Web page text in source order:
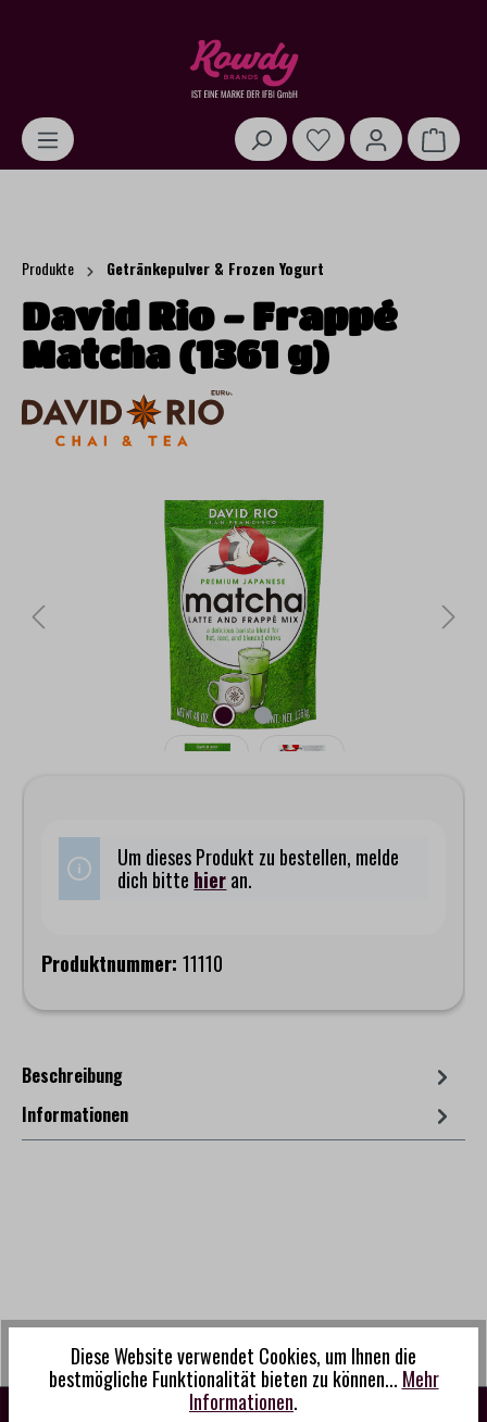
Produkte Getränkepulver & Frozen Yogurt
David Rio - Frappé
Matcha (1361 g)
Bildergalerie überspringen
Um dieses Produkt zu bestellen, melde
dich bitte hieran.
Produktnummer:11110
Beschreibung
Informationen
Diese Website verwendet Cookies, um Ihnen die
bestmögliche Funktionalität bieten zu können... Mehr
Informationen.